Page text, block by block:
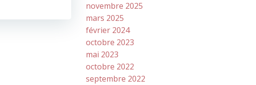
novembre 2025
mars 2025
février 2024
octobre 2023
mai 2023
octobre 2022
septembre 2022